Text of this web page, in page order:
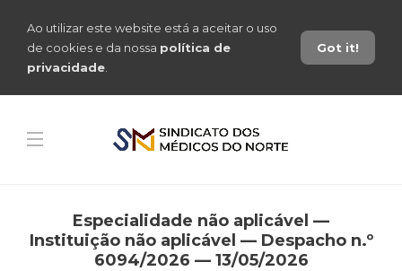
Ao utilizar este website está a aceitar o uso
de cookies e da nossa política de
privacidade
Got it!
Especialidade não aplicável —
Instituição não aplicável — Despacho n.º
6094/2026 — 13/05/2026